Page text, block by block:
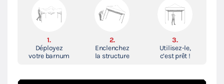
1.
Déployez
votre barnum
2.
Enclenchez
la structure
3.
Utilisez-le,
c’est prêt !